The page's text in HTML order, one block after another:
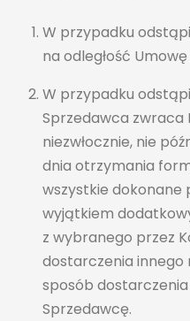
W przypadku
na odległość
W przypadku
Sprzedawca zwraca
niezwłocznie, nie
dnia otrzymania
wszystkie dokonane
wyjątkiem
z wybranego przez
dostarczenia innego
sposób
Sprzedawcę.